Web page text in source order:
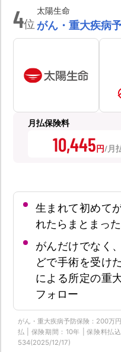
4位
太陽生命
がん・重大疾病
月払保険料
10,445円
生まれて初めて
れたらまとまっ
がんだけでなく
どで手術を受け
による所定の重
フォロー
がん・重大疾病予防保険：200万
払 | 保険期間：10年 | 保険料払
534(2025/12/17)